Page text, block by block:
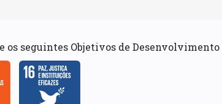
os seguintes Objetivos de Desenvolvimento